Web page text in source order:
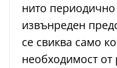
нито
извънреден
се свиква само
необходимост